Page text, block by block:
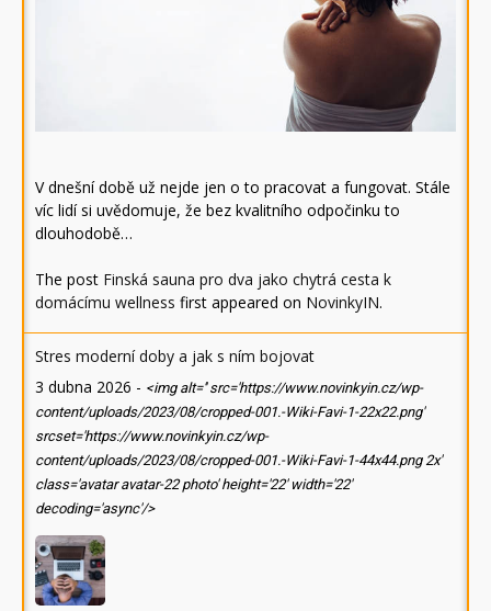
V dnešní době už nejde jen o to pracovat a fungovat. Stále
víc lidí si uvědomuje, že bez kvalitního odpočinku to
dlouhodobě…
The post Finská sauna pro dva jako chytrá cesta k
domácímu wellness first appeared on NovinkyIN.
Stres moderní doby a jak s ním bojovat
3 dubna 2026 - <img alt='' src='https://www.novinkyin.cz/wp-
content/uploads/2023/08/cropped-001.-Wiki-Favi-1-22x22.png'
srcset='https://www.novinkyin.cz/wp-
content/uploads/2023/08/cropped-001.-Wiki-Favi-1-44x44.png 2x'
class='avatar avatar-22 photo' height='22' width='22'
decoding='async'/>